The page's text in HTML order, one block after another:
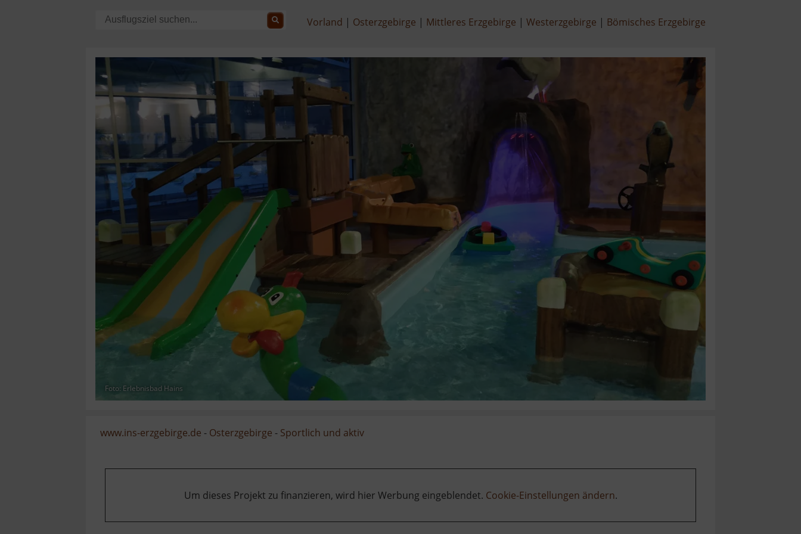
Vorland Osterzgebirge Mittleres Erzgebirge Westerzgebirge Bömisches Erzgebirge
Foto: Erlebnisbad Hains
www.ins-erzgebirge.de - Osterzgebirge - Sportlich und aktiv
Um dieses Projekt zu finanzieren, wird hier Werbung eingeblendet. Cookie-Einstellungen ändern.